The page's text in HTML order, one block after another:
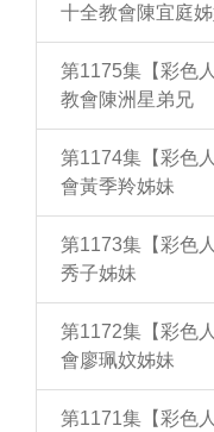
十全教會陳宜庭
第1175集【彩色
教會陳洲星弟兄
第1174集【彩色
會黃季羚姊妹
第1173集【彩色
秀子姊妹
第1172集【彩色
會廖珮妏姊妹
第1171集【彩色